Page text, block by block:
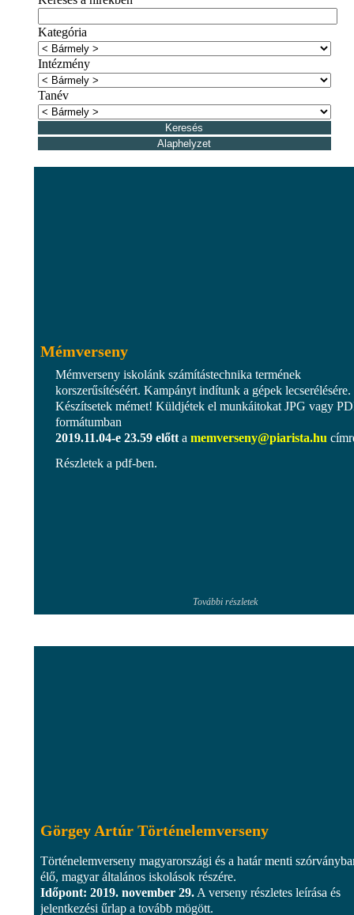
Kategória
Intézmény
Tanév
Mémverseny
Mémverseny iskolánk számítástechnika termének
korszerűsítéséért. Kampányt indítunk a gépek lecserélésére.
Készítsetek mémet! Küldjétek el munkáitokat JPG vagy
formátumban
2019.11.04-e 23.59 előtt a memverseny@piarista.hu
Részletek a pdf-ben.
További részletek
Görgey Artúr Történelemverseny
Történelemverseny magyarországi és a határ menti
élő, magyar általános iskolások részére.
Időpont: 2019. november 29. A verseny részletes leírása és
jelentkezési űrlap a tovább mögött.